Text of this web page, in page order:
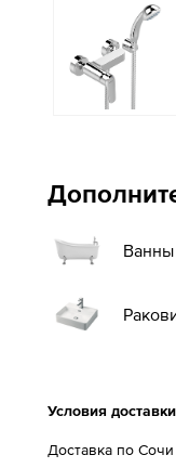
Ванны
Условия
Доставка по